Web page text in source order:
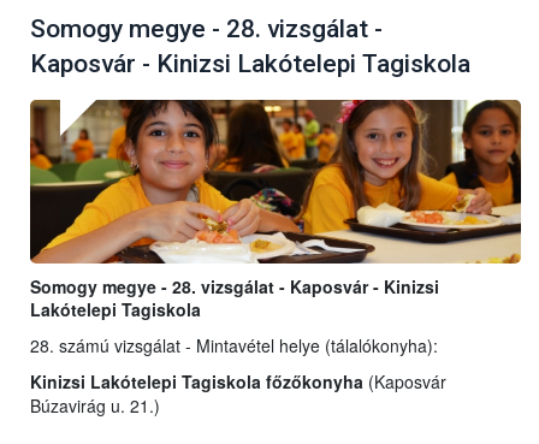
Somogy megye - 28. vizsgálat -
Kaposvár - Kinizsi Lakótelepi Tagiskola
Somogy megye - 28. vizsgálat - Kaposvár - Kinizsi
Lakótelepi Tagiskola
28. számú vizsgálat - Mintavétel helye (tálalókonyha):
Kinizsi Lakótelepi Tagiskola főzőkonyha (Kaposvár
Búzavirág u. 21.)